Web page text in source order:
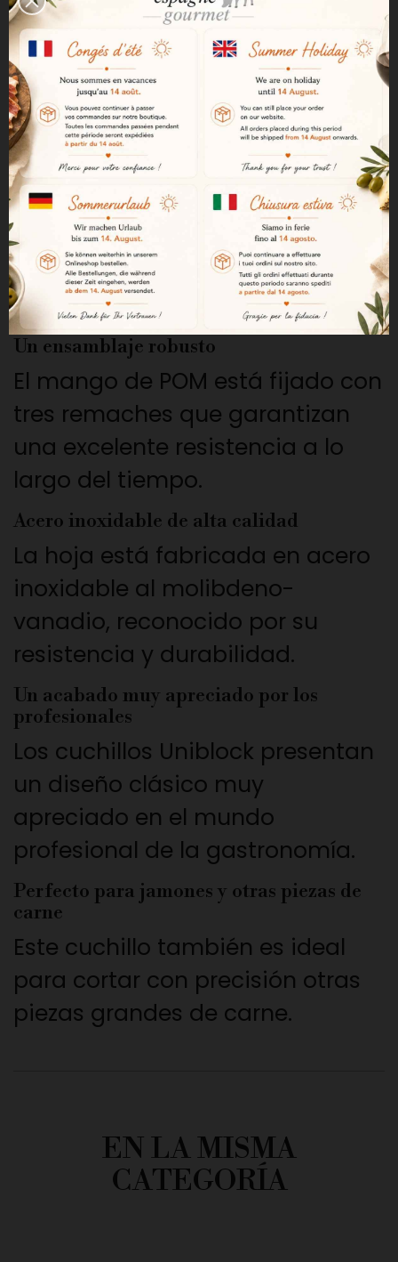
La hoja se desliza más
fácilmente durante el corte, lo
que proporciona una mayor
comodidad de uso.
¿Qué es un cuchillo Uniblock?
Un cuchillo Uniblock tiene una
hoja que se extiende hasta el
mango para ofrecer mayor
solidez y estabilidad.
Un ensamblaje robusto
El mango de POM está fijado con
tres remaches que garantizan
una excelente resistencia a lo
largo del tiempo.
Acero inoxidable de alta calidad
La hoja está fabricada en acero
inoxidable al molibdeno-
vanadio, reconocido por su
resistencia y durabilidad.
Un acabado muy apreciado por los
profesionales
Los cuchillos Uniblock presentan
un diseño clásico muy
apreciado en el mundo
profesional de la gastronomía.
Perfecto para jamones y otras piezas de
carne
Este cuchillo también es ideal
para cortar con precisión otras
piezas grandes de carne.
EN LA MISMA
CATEGORÍA